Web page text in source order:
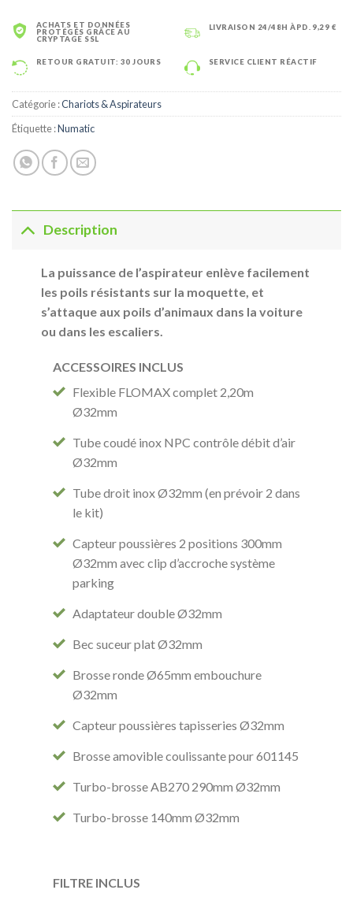
ACHATS ET DONNÉES
PROTÉGÉS GRÂCE AU
CRYPTAGE SSL
LIVRAISON 24/48H ÀPD. 9,29 €
RETOUR GRATUIT: 30 JOURS SERVICE CLIENT RÉACTIF
Catégorie :Chariots & Aspirateurs
Étiquette :Numatic
Description
La puissance de l’aspirateur enlève facilement
les poils résistants sur la moquette, et
s’attaque aux poils d’animaux dans la voiture
ou dans les escaliers.
ACCESSOIRES INCLUS
Flexible FLOMAX complet 2,20m
Ø32mm
Tube coudé inox NPC contrôle débit d’air
Ø32mm
Tube droit inox Ø32mm (en prévoir 2 dans
le kit)
Capteur poussières 2 positions 300mm
Ø32mm avec clip d’accroche système
parking
Adaptateur double Ø32mm
Bec suceur plat Ø32mm
Brosse ronde Ø65mm embouchure
Ø32mm
Capteur poussières tapisseries Ø32mm
Brosse amovible coulissante pour 601145
Turbo-brosse AB270 290mm Ø32mm
Turbo-brosse 140mm Ø32mm
FILTRE INCLUS